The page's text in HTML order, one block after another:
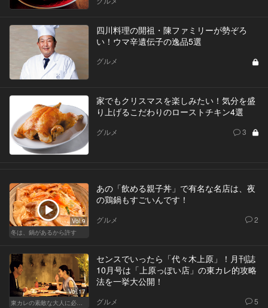
四川料理の開祖・陳ファミリーが勢ぞろ
い！ウマ辛遺伝子の逸品5選
グルメ
家でもクリスマスを楽しみたい！気分を盛
り上げるこだわりのローストチキン4選
グルメ 3
Vol.9
冬は、鍋があるから許す
あの「飲める親子丼」で有名な名店は、夜
の鶏鍋もすごいんです！
グルメ 2
Vol.17
東カレの素敵な大人に必要なこと
センスでいったら「代々木上原」！月刊誌
10月号は「上原っぽい店」の東カレ的攻略
法を一挙大公開！
グルメ 5